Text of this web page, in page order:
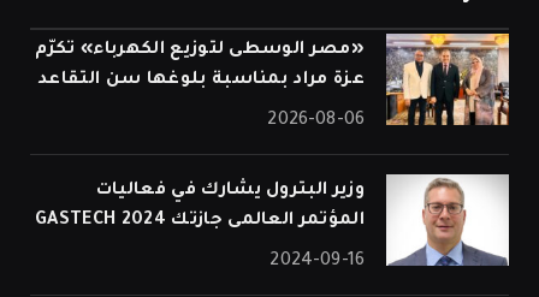
«مصر الوسطى لتوزيع الكهرباء» تكرّم
عزة مراد بمناسبة بلوغها سن التقاعد
2026-08-06
وزير البترول يشارك في فعاليات
المؤتمر العالمى جازتك 2024 GASTECH
2024-09-16